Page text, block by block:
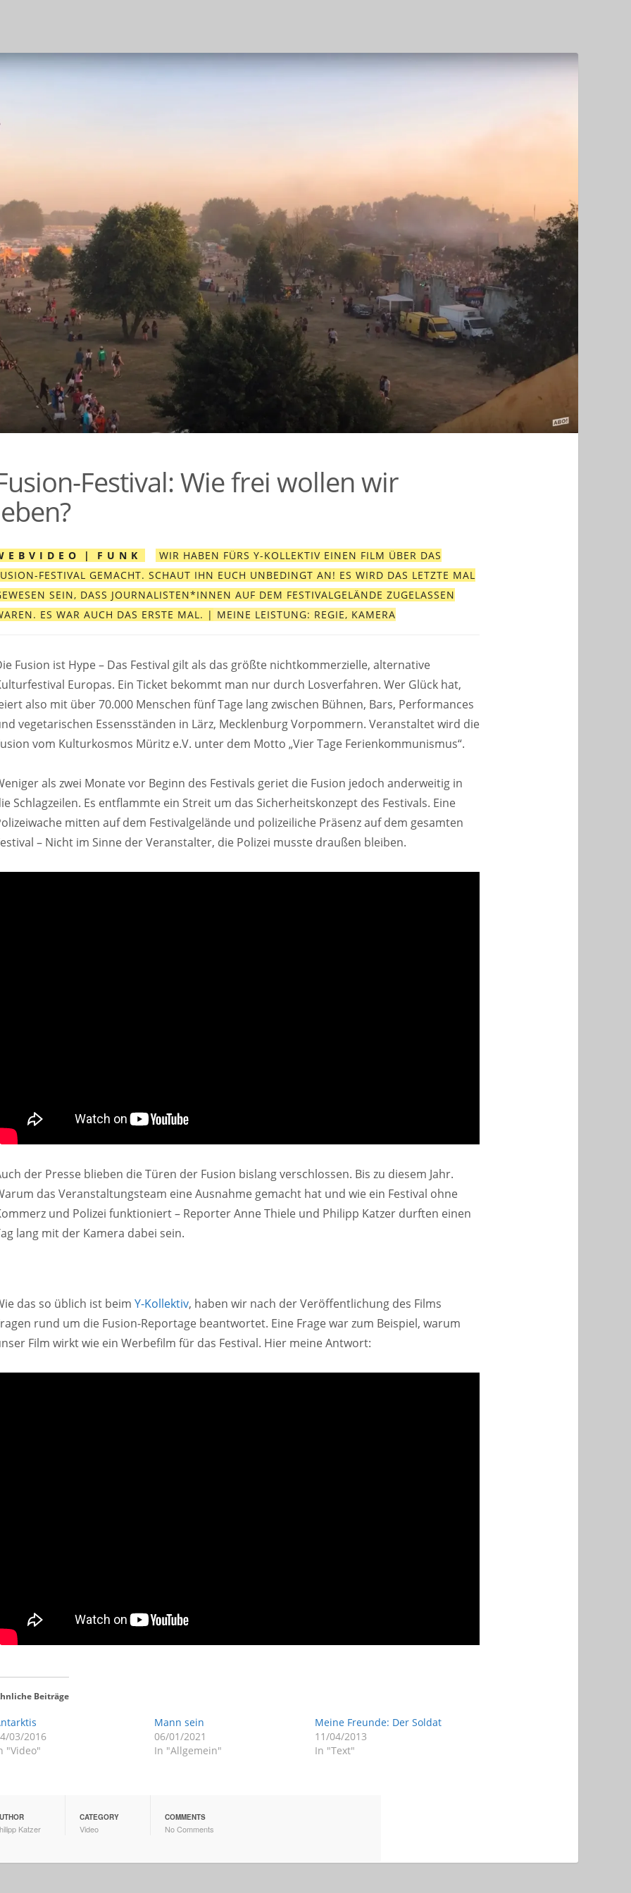
Festival: Wie frei wollen wir
E B V I D E O | F U N K
WIR HABEN FÜRS Y-KOLLEKTIV EINEN FILM ÜBER DAS
FESTIVAL GEMACHT. SCHAUT IHN EUCH UNBEDINGT AN! ES WIRD DAS LETZTE MAL
SEIN, DASS JOURNALISTEN*INNEN AUF DEM FESTIVALGELÄNDE ZUGELASSEN
ES WAR AUCH DAS ERSTE MAL. | MEINE LEISTUNG: REGIE, KAMERA
Fusion ist Hype – Das Festival gilt als das größte nichtkommerzielle, alternative
Europas. Ein Ticket bekommt man nur durch Losverfahren. Wer Glück hat,
also mit über 70.000 Menschen fünf Tage lang zwischen Bühnen, Bars, Performances
vegetarischen Essensständen in Lärz, Mecklenburg Vorpommern. Veranstaltet wird die
vom Kulturkosmos Müritz e.V. unter dem Motto „Vier Tage Ferienkommunismus“.
als zwei Monate vor Beginn des Festivals geriet die Fusion jedoch anderweitig in
Schlagzeilen. Es entflammte ein Streit um das Sicherheitskonzept des Festivals. Eine
mitten auf dem Festivalgelände und polizeiliche Präsenz auf dem gesamten
– Nicht im Sinne der Veranstalter, die Polizei musste draußen bleiben.
der Presse blieben die Türen der Fusion bislang verschlossen. Bis zu diesem Jahr.
das Veranstaltungsteam eine Ausnahme gemacht hat und wie ein Festival ohne
und Polizei funktioniert – Reporter Anne Thiele und Philipp Katzer durften einen
lang mit der Kamera dabei sein.
das so üblich ist beim Y-Kollektiv, haben wir nach der Veröffentlichung des Films
rund um die Fusion-Reportage beantwortet. Eine Frage war zum Beispiel, warum
Film wirkt wie ein Werbefilm für das Festival. Hier meine Antwort:
Beiträge
03/2016
"Video"
Mann sein
06/01/2021
In "Allgemein"
Meine Freunde: Der Soldat
11/04/2013
In "Text"
Katzer
CATEGORY
Video
COMMENTS
No Comments